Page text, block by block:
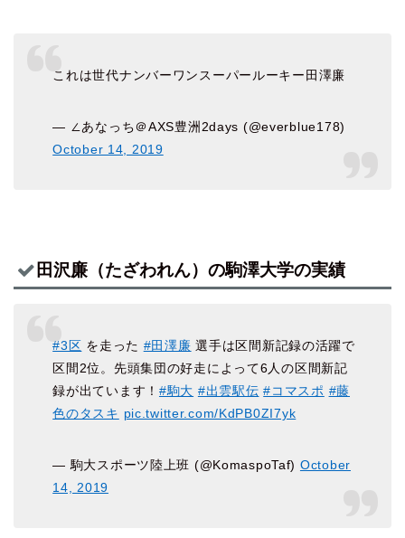
これは世代ナンバーワンスーパールーキー田澤廉
— ∠あなっち＠AXS豊洲2days (@everblue178)
October 14, 2019
田沢廉（たざわれん）の駒澤大学の実績
#3区 を走った #田澤廉 選手は区間新記録の活躍で
区間2位。先頭集団の好走によって6人の区間新記
録が出ています！ #駒大 #出雲駅伝 #コマスポ #藤
色のタスキ pic.twitter.com/KdPB0ZI7yk
— 駒大スポーツ陸上班 (@KomaspoTaf) October
14, 2019